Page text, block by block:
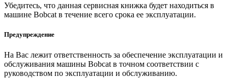
Убедитесь, что данная сервисная книжка будет находиться в
машине Bobcat в течение всего срока ее эксплуатации.
Предупреждение
На Вас лежит ответственность за обеспечение эксплуатации и
обслуживания машины Bobcat в точном соответствии с
руководством по эксплуатации и обслуживанию.